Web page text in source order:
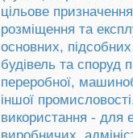
цільове
розміщення та
основних,
будівель та споруд
переробної,
іншої
використання - для